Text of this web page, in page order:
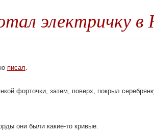
электричку в
писал.
форточки, затем, поверх, покрыл
они были какие-то кривые.